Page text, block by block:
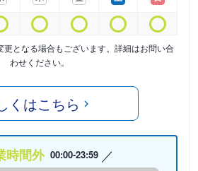
となる場合もございます。詳細はお問い合
わせください。
くはこちら
時間外 00:00-23:59